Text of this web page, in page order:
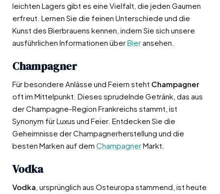
leichten Lagers gibt es eine Vielfalt, die jeden Gaumen
erfreut. Lernen Sie die feinen Unterschiede und die
Kunst des Bierbrauens kennen, indem Sie sich unsere
ausführlichen Informationen überBieransehen.
Champagner
Für besondere Anlässe und Feiern steht Champagner
oft im Mittelpunkt. Dieses sprudelnde Getränk, das aus
der Champagne-Region Frankreichs stammt, ist
Synonym für Luxus und Feier. Entdecken Sie die
Geheimnisse der Champagnerherstellung und die
besten Marken auf dem ChampagnerMarkt.
Vodka
Vodka , ursprünglich aus Osteuropa stammend, ist heute